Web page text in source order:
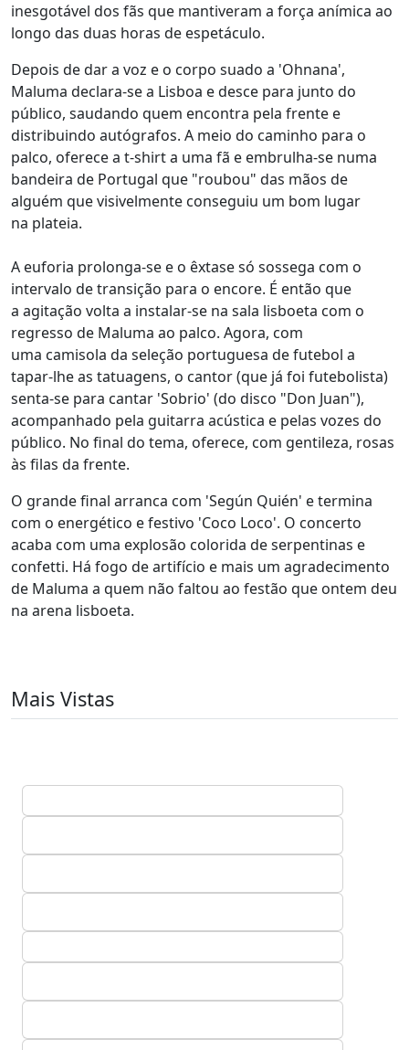
inesgotável dos fãs que mantiveram a força anímica ao
longo das duas horas de espetáculo.
Depois de dar a voz e o corpo suado a 'Ohnana',
Maluma declara-se a Lisboa e desce para junto do
público, saudando quem encontra pela frente e
distribuindo autógrafos. A meio do caminho para o
palco, oferece a t-shirt a uma fã e embrulha-se numa
bandeira de Portugal que "roubou" das mãos de
alguém que visivelmente conseguiu um bom lugar
na plateia.
A euforia prolonga-se e o êxtase só sossega com o
intervalo de transição para o encore. É então que
a agitação volta a instalar-se na sala lisboeta com o
regresso de Maluma ao palco. Agora, com
uma camisola da seleção portuguesa de futebol a
tapar-lhe as tatuagens, o cantor (que já foi futebolista)
senta-se para cantar 'Sobrio' (do disco "Don Juan"),
acompanhado pela guitarra acústica e pelas vozes do
público. No final do tema, oferece, com gentileza, rosas
às filas da frente.
O grande final arranca com 'Según Quién' e termina
com o energético e festivo 'Coco Loco'. O concerto
acaba com uma explosão colorida de serpentinas e
confetti. Há fogo de artifício e mais um agradecimento
de Maluma a quem não faltou ao festão que ontem deu
na arena lisboeta.
Mais Vistas